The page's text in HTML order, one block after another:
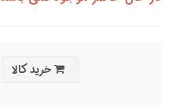
خرید کالا